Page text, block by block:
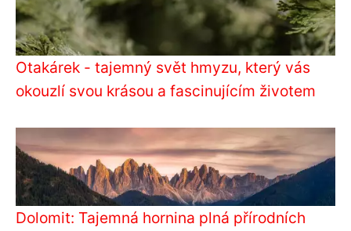
Otakárek - tajemný svět hmyzu, který vás
okouzlí svou krásou a fascinujícím životem
Dolomit: Tajemná hornina plná přírodních